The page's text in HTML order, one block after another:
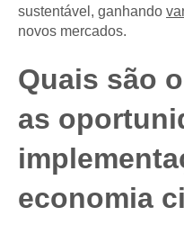
sustentável, ganhando
novos mercados.
Quais são
as
economia